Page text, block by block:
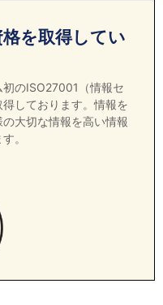
を取得してい
のISO27001（情報セ
しております。情報を
大切な情報を高い情報
。